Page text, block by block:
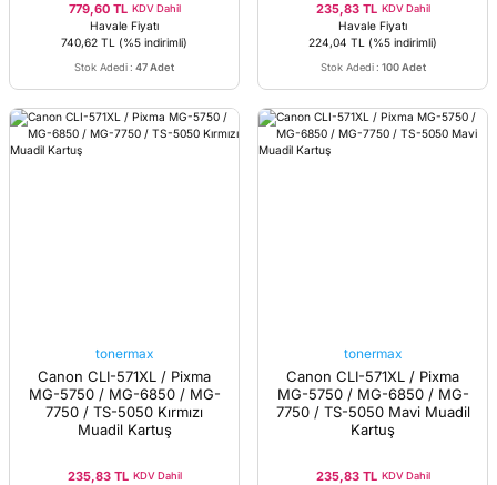
779,60 TL KDV Dahil
Havale Fiyatı
740,62 TL (%5 indirimli)
Stok Adedi : 47 Adet
235,83 TL KDV Dahil
Havale Fiyatı
224,04 TL (%5 indirimli)
Stok Adedi : 100 Adet
tonermax
Canon CLI-571XL / Pixma
MG-5750 / MG-6850 / MG-
7750 / TS-5050 Kırmızı
Muadil Kartuş
235,83 TL KDV Dahil
tonermax
Canon CLI-571XL / Pixma
MG-5750 / MG-6850 / MG-
7750 / TS-5050 Mavi Muadil
Kartuş
235,83 TL KDV Dahil